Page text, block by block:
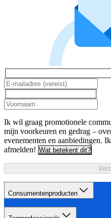
Ik wil graag promotionele
mijn voorkeuren en gedrag –
evenementen en aanbiedingen.
afmelden! Wat betekent dit?
Consumentenproducten